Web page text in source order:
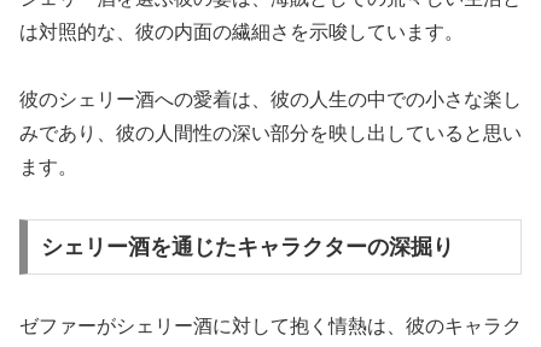
は対照的な、彼の内面の繊細さを示唆しています。
彼のシェリー酒への愛着は、彼の人生の中での小さな楽し
みであり、彼の人間性の深い部分を映し出していると思い
ます。
シェリー酒を通じたキャラクターの深掘り
ゼファーがシェリー酒に対して抱く情熱は、彼のキャラク